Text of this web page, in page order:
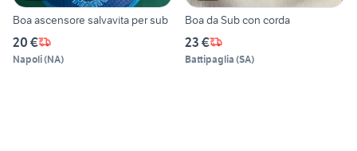
Boa ascensore salvavita per sub
20 €
Napoli(NA)
Boa da Sub con corda
23 €
Battipaglia (SA)